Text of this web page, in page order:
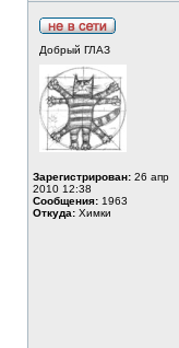
Добрый ГЛАЗ
Зарегистрирован: 26 апр
2010 12:38
Сообщения: 1963
Откуда: Химки